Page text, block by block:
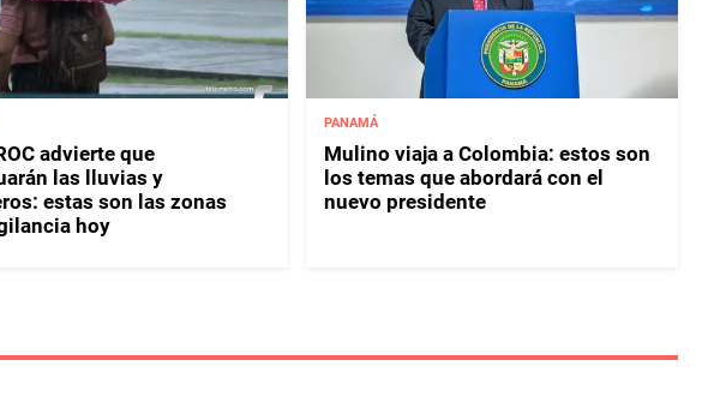
advierte que
las lluvias y
estas son las zonas
hoy
PANAMÁ
Mulino viaja a Colombia: estos son
los temas que abordará con el
nuevo presidente